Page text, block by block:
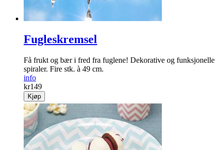
Fugleskremsel
Få frukt og bær i fred fra fuglene! Dekorative og funksjonelle
spiraler. Fire stk. à 49 cm.
info
kr149
Kjøp